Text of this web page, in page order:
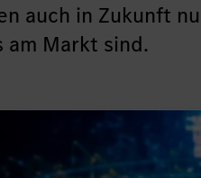
auch in Zukunft
am Markt sind.